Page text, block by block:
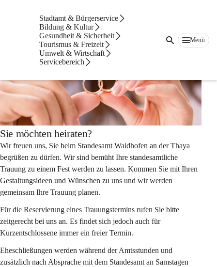
Stadtamt & Bürgerservice
Bildung & Kultur
Gesundheit & Sicherheit
Tourismus & Freizeit
Umwelt & Wirtschaft
Servicebereich
Menü
Eheschließung
Sie möchten heiraten?
Wir freuen uns, Sie beim Standesamt Waidhofen an der Thaya
begrüßen zu dürfen. Wir sind bemüht Ihre standesamtliche
Trauung zu einem Fest werden zu lassen. Kommen Sie mit Ihren
Gestaltungsideen und Wünschen zu uns und wir werden
gemeinsam Ihre Trauung planen.
Für die Reservierung eines Trauungstermins rufen Sie bitte
zeitgerecht bei uns an. Es findet sich jedoch auch für
Kurzentschlossene immer ein freier Termin.
Eheschließungen werden während der Amtsstunden und
zusätzlich nach Absprache mit dem Standesamt an Samstagen